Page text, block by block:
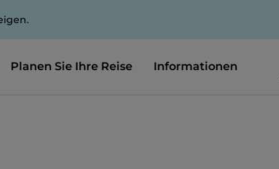
Planen Sie Ihre Reise Informationen